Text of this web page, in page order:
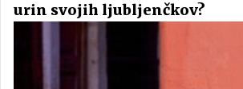
urin svojih ljubljenčkov?